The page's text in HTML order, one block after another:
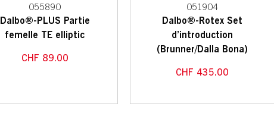
055890
Dalbo®-PLUS Partie
femelle TE elliptic
CHF 89.00
051904
Dalbo®-Rotex Set
d’introduction
(Brunner/Dalla Bona)
CHF 435.00